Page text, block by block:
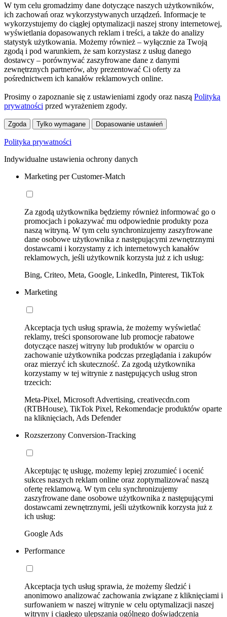
W tym celu gromadzimy dane dotyczące naszych użytkowników,
ich zachowań oraz wykorzystywanych urządzeń. Informacje te
wykorzystujemy do ciągłej optymalizacji naszej strony internetowej,
wyświetlania dopasowanych reklam i treści, a także do analizy
statystyk użytkowania. Możemy również – wyłącznie za Twoją
zgodą i pod warunkiem, że sam korzystasz z usług danego
dostawcy – porównywać zaszyfrowane dane z danymi
zewnętrznych partnerów, aby prezentować Ci oferty za
pośrednictwem ich kanałów reklamowych online.
Prosimy o zapoznanie się z ustawieniami zgody oraz naszą Polityką
prywatności przed wyrażeniem zgody.
Zgoda Tylko wymagane Dopasowanie ustawień
Polityka prywatności
Indywidualne ustawienia ochrony danych
Marketing per Customer-Match
Za zgodą użytkownika będziemy również informować go o
promocjach i pokazywać mu odpowiednie produkty poza
naszą witryną. W tym celu synchronizujemy zaszyfrowane
dane osobowe użytkownika z następującymi zewnętrznymi
dostawcami i korzystamy z ich internetowych kanałów
reklamowych, jeśli użytkownik korzysta już z ich usług:
Bing, Criteo, Meta, Google, LinkedIn, Pinterest, TikTok
Marketing
Akceptacja tych usług sprawia, że możemy wyświetlać
reklamy, treści sponsorowane lub promocje rabatowe
dotyczące naszej witryny lub produktów w oparciu o
zachowanie użytkownika podczas przeglądania i zakupów
oraz mierzyć ich skuteczność. Za zgodą użytkownika
korzystamy w tej witrynie z następujących usług stron
trzecich:
Meta-Pixel, Microsoft Advertising, creativecdn.com
(RTBHouse), TikTok Pixel, Rekomendacje produktów oparte
na kliknięciach, Ads Defender
Rozszerzony Conversion-Tracking
Akceptując tę usługę, możemy lepiej zrozumieć i ocenić
sukces naszych reklam online oraz zoptymalizować naszą
ofertę reklamową. W tym celu synchronizujemy
zaszyfrowane dane osobowe użytkownika z następującymi
dostawcami zewnętrznymi, jeśli użytkownik korzysta już z
ich usług:
Google Ads
Performance
Akceptacja tych usług sprawia, że możemy śledzić i
anonimowo analizować zachowania związane z kliknięciami i
surfowaniem w naszej witrynie w celu optymalizacji naszej
witryny i ciągłego ulepszania ogólnego doświadczenia